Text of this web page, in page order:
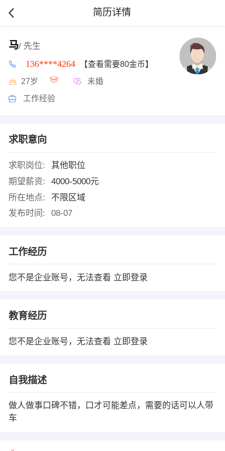
简历详情
马/ 先生
136****4264 【查看需要80金币】
27岁 未婚
工作经验
求职意向
求职岗位:
其他职位
期望薪资:
4000-5000元
所在地点:
不限区域
发布时间:
08-07
工作经历
您不是企业账号，无法查看 立即登录
教育经历
您不是企业账号，无法查看 立即登录
自我描述
做人做事口碑不错，口才可能差点，需要的话可以人带
车